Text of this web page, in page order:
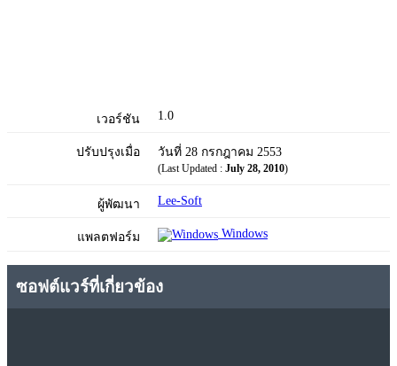
เวอร์ชัน 1.0
ปรับปรุงเมื่อ วันที่ 28 กรกฎาคม 2553
(Last Updated : July 28, 2010)
ผู้พัฒนา Lee-Soft
แพลตฟอร์ม Windows
ซอฟต์แวร์ที่เกี่ยวข้อง